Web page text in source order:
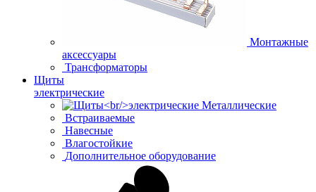
Монтажные
аксессуары
Трансформаторы
Щиты
электрические
Металлические
Встраиваемые
Навесные
Влагостойкие
Дополнительное оборудование